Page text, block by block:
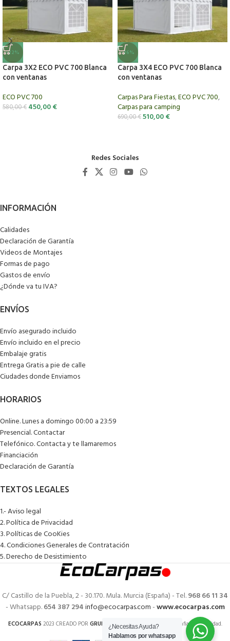
-22%
Carpa 3X2 ECO PVC 700 Blanca
con ventanas
ECO PVC 700
580,00€ 450,00€
-26%
Carpa 3X4 ECO PVC 700 Blanca
con ventanas
Carpas Para Fiestas,ECO PVC 700,
Carpas para camping
690,00€510,00€
Redes Sociales
Calidades
Declaración de Garantía
Videos de Montajes
Formas de pago
Gastos de envío
¿Dónde va tu IVA?
Envío asegurado incluido
Envío incluido en el precio
Embalaje gratis
Entrega Gratis a pie de calle
Ciudades donde Enviamos
Online. Lunes a domingo 00:00 a 23:59
Presencial. Contactar
Telefónico. Contacta y te llamaremos
Financiación
Declaración de Garantía
1.- Aviso legal
2. Política de Privacidad
3. Políticas de CooKies
4. Condiciones Generales de Contratación
5. Derecho de Desistimiento
C/ Castillo de la Puebla, 2 - 30.170. Mula. Murcia (España) - Tel.968 66 11 34
- Whatsapp.654 387 294info@ecocarpas.com-www.ecocarpas.com
ECOCARPAS 2023 CREADO POR GRUPOECOTIENDAS. Tiendas de confianza y calidad.
¿Necesitas Ayuda?
Hablamos por whatsapp